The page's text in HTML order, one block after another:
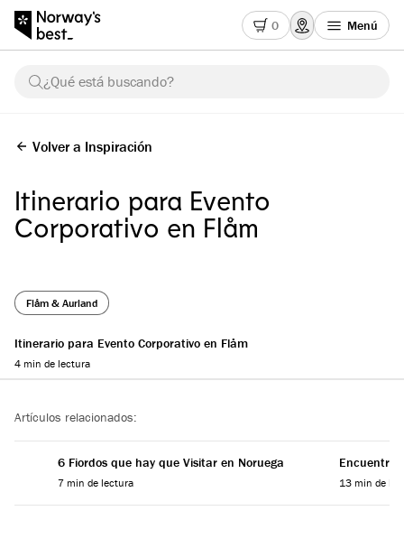
0 Menú
¿Qué está buscando?
Volver a Inspiración
Itinerario para Evento
Corporativo en Flåm
Flåm & Aurland
Itinerario para Evento Corporativo en Flåm
4 min de lectura
Artículos relacionados:
6 Fiordos que hay que Visitar en Noruega
7 min de lectura
Encuentra
13 min de